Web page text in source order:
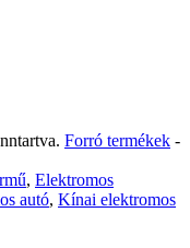
Forró termékek -
, Elektromos
autó, Kínai elektromos